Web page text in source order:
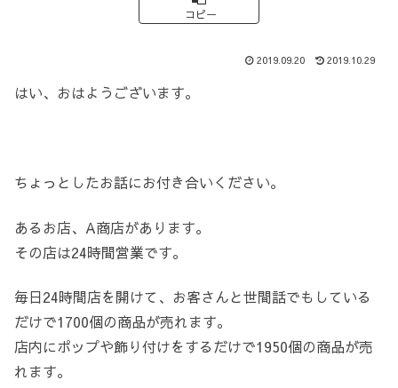
コピー
2019.09.20 2019.10.29
はい、おはようございます。
ちょっとしたお話にお付き合いください。
あるお店、A商店があります。
その店は24時間営業です。
毎日24時間店を開けて、お客さんと世間話でもしている
だけで1700個の商品が売れます。
店内にポップや飾り付けをするだけで1950個の商品が売
れます。